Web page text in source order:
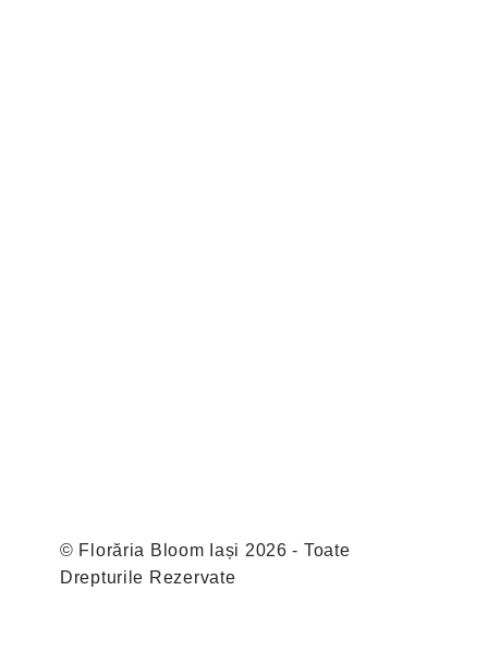
© Florăria Bloom Iași 2026 - Toate
Drepturile Rezervate